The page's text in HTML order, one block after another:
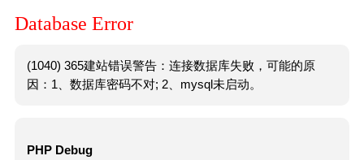
Database Error
(1040) 365建站错误警告：连接数据库失败，可能的原
因：1、数据库密码不对; 2、mysql未启动。
PHP Debug